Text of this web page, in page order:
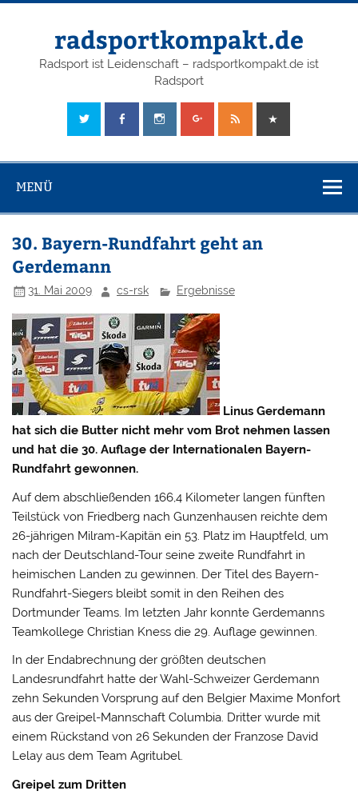
radsportkompakt.de
Radsport ist Leidenschaft – radsportkompakt.de ist
Radsport
MENÜ
30. Bayern-Rundfahrt geht an
Gerdemann
31. Mai 2009 cs-rsk Ergebnisse
Linus Gerdemann
hat sich die Butter nicht mehr vom Brot nehmen lassen
und hat die 30. Auflage der Internationalen Bayern-
Rundfahrt gewonnen.
Auf dem abschließenden 166,4 Kilometer langen fünften
Teilstück von Friedberg nach Gunzenhausen reichte dem
26-jährigen Milram-Kapitän ein 53. Platz im Hauptfeld, um
nachder Deutschland-Tour seine zweite Rundfahrt in
heimischen Landen zu gewinnen. Der Titel des Bayern-
Rundfahrt-Siegers bleibt somit in den Reihen des
Dortmunder Teams. Im letzten Jahr konnte Gerdemanns
Teamkollege Christian Kness die 29. Auflage gewinnen.
In der Endabrechnung der größten deutschen
Landesrundfahrt hatte der Wahl-Schweizer Gerdemann
zehn Sekunden Vorsprung auf den Belgier Maxime Monfort
aus der Greipel-Mannschaft Columbia. Dritter wurde mit
einem Rückstand von 26 Sekunden der Franzose David
Lelay aus dem Team Agritubel.
Greipel zum Dritten